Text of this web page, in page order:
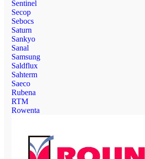
Sentinel
Secop
Sebocs
Saturn
Sankyo
Sanal
Samsung
Saldflux
Sahterm
Saeco
Rubena
RTM
Rowenta